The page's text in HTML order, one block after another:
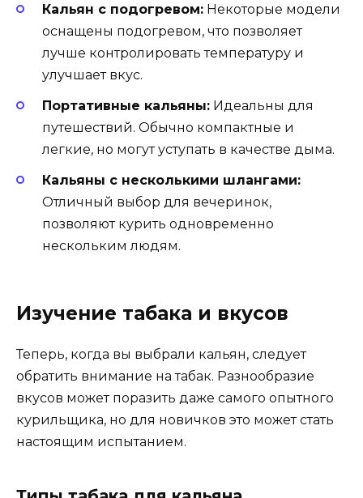
Кальян с подогревом: Некоторые модели
оснащены подогревом, что позволяет
лучше контролировать температуру и
улучшает вкус.
Портативные кальяны: Идеальны для
путешествий. Обычно компактные и
легкие, но могут уступать в качестве дыма.
Кальяны с несколькими шлангами:
Отличный выбор для вечеринок,
позволяют курить одновременно
нескольким людям.
Изучение табака и вкусов
Теперь, когда вы выбрали кальян, следует
обратить внимание на табак. Разнообразие
вкусов может поразить даже самого опытного
курильщика, но для новичков это может стать
настоящим испытанием.